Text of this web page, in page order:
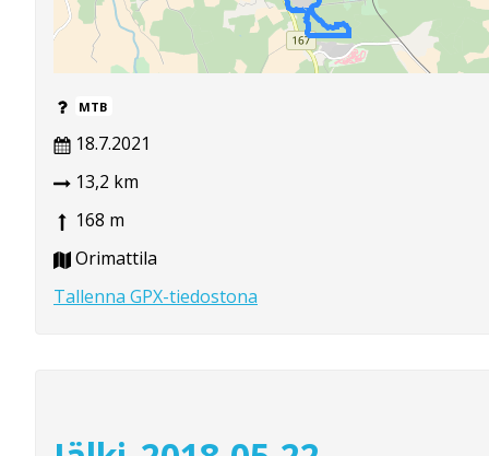
MTB
18.7.2021
13,2 km
168 m
Orimattila
Tallenna GPX-tiedostona